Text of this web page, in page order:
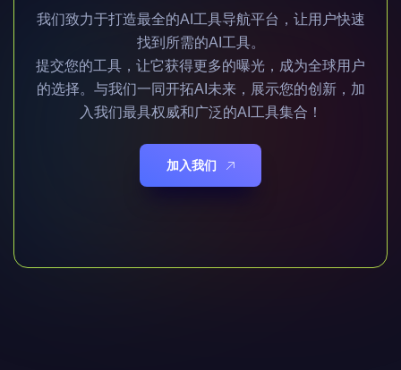
我们致力于打造最全的AI工具导航平台，让用户快速
找到所需的AI工具。
提交您的工具，让它获得更多的曝光，成为全球用户
的选择。与我们一同开拓AI未来，展示您的创新，加
入我们最具权威和广泛的AI工具集合！
加入我们